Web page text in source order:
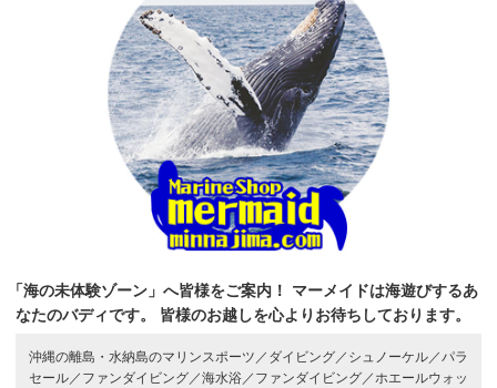
「海の未体験ゾーン」へ皆様をご案内！
マーメイドは海遊びするあ
なたのバディです。
皆様のお越しを心よりお待ちしております。
沖縄の離島・水納島のマリンスポーツ／ ダイビング／ シュノーケル／パラ
セール／ ファンダイビング／海水浴／ ファンダイビング／ホエールウォッ